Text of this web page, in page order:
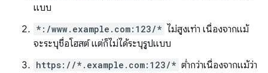
แบบ
*:/www.example.com:123/* ไม่สูงเท่า เนื่องจากแม้
จะระบุชื่อโฮสต์ แต่ก็ไม่ได้ระบุรูปแบบ
https://*.example.com:123/* ต่ำกว่าเนื่องจากแม้ว่า